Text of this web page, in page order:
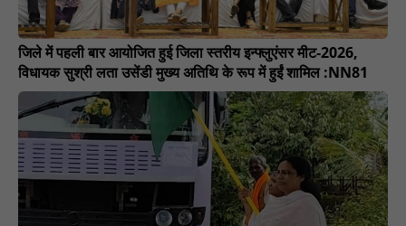
जिले में पहली बार आयोजित हुई जिला स्तरीय इन्फ्लुएंसर मीट-2026,
विधायक सुश्री लता उसेंडी मुख्य अतिथि के रूप में हुईं शामिल :NN81